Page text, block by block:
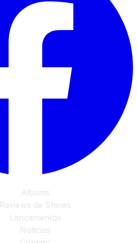
Albums
Reviews de Shows
Lançamentos
Noticias